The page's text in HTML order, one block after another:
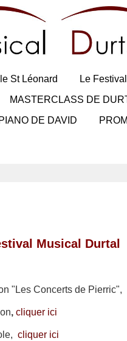
St Léonard Le Festival
MASTERCLASS DE
DE DAVID
Musical Durtal
"Les Concerts de Pierric",
, cliquer ici
cliquer ici